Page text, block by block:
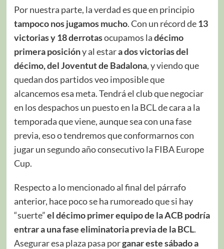
Por nuestra parte, la verdad es que en principio
tampoco nos jugamos mucho. Con un récord de13
victorias y 18 derrotasocupamos ladécimo
primera posicióny al estara dos victorias del
décimo, del Joventut de Badalona, y viendo que
quedan dos partidos veo imposible que
alcancemos esa meta. Tendrá el club que negociar
en los despachos un puesto en la BCL de cara a la
temporada que viene, aunque sea con una fase
previa, eso o tendremos que conformarnos con
jugar un segundo año consecutivo la FIBA Europe
Cup.
Respecto a lo mencionado al final del párrafo
anterior, hace poco se ha rumoreado que si hay
“suerte”el décimo primer equipo de la ACB podría
entrar a una fase eliminatoria previa de la BCL.
Asegurar esa plaza pasa porganar este sábado a